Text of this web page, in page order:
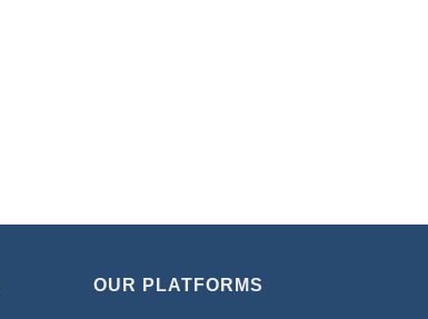
OUR PLATFORMS